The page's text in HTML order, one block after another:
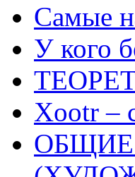
Самые
У кого
Xootr –
ОБЩИЕ